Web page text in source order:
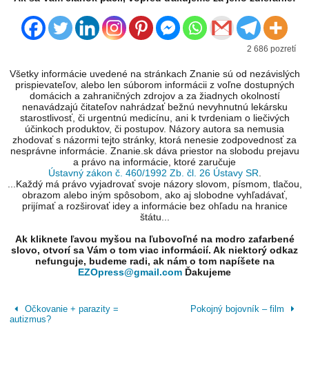
2 686 pozretí
Všetky informácie uvedené na stránkach Znanie sú od nezávislých
prispievateľov, alebo len súborom informácii z voľne dostupných
domácich a zahraničných zdrojov a za žiadnych okolností
nenavádzajú čitateľov nahrádzať bežnú nevyhnutnú lekársku
starostlivosť, či urgentnú medicínu, ani k tvrdeniam o liečivých
účinkoch produktov, či postupov. Názory autora sa nemusia
zhodovať s názormi tejto stránky, ktorá nenesie zodpovednosť za
nesprávne informácie. Znanie.sk dáva priestor na slobodu prejavu
a právo na informácie, ktoré zaručuje
Ústavný zákon č. 460/1992 Zb. čl. 26 Ústavy SR
...Každý má právo vyjadrovať svoje názory slovom, písmom, tlačou,
obrazom alebo iným spôsobom, ako aj slobodne vyhľadávať,
prijímať a rozširovať idey a informácie bez ohľadu na hranice
štátu...
Ak kliknete ľavou myšou na ľubovoľné na modro zafarbené
slovo, otvorí sa Vám o tom viac informácií. Ak niektorý odkaz
nefunguje, budeme radi, ak nám o tom napíšete na
EZOpress@gmail.com Ďakujeme
Očkovanie + parazity =
autizmus?
Pokojný bojovník – film